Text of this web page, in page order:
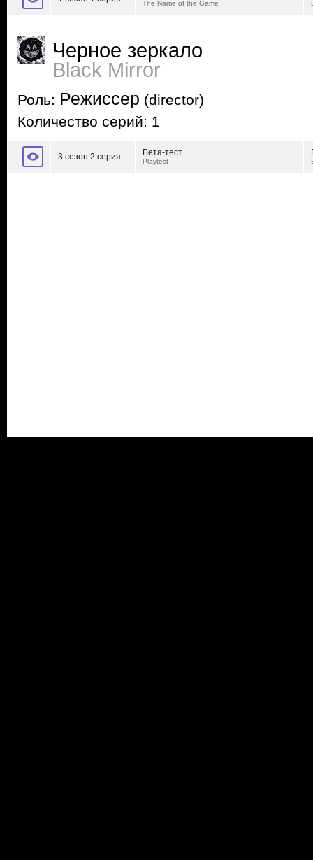
The Name of the Game
Черное зеркало
Black Mirror
Роль: Режиссер (director)
Количество серий: 1
3 сезон 2 серия Бета-тест
Playtest